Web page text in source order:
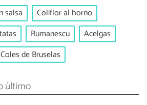
salsa
Coliflor al horno
Rumanescu
Acelgas
Coles de Bruselas
último